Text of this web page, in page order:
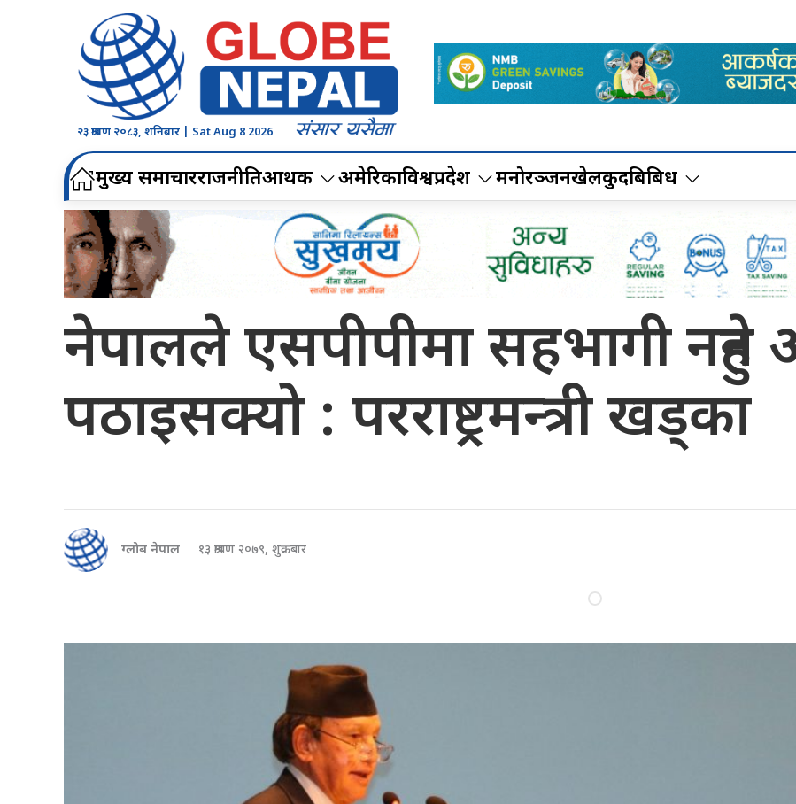
२३ श्रावण २०८३, शनिबार | Sat Aug 8 2026
मुख्य समाचारराजनीतिआर्थिक अमेरिकाविश्वप्रदेश मनोरञ्जनखेलकुदबिबिध
नेपालले एसपीपीमा सहभागी नहुने
पठाइसक्यो : परराष्ट्रमन्त्री खड्का
ग्लोब नेपाल १३ श्रावण २०७९, शुक्रबार